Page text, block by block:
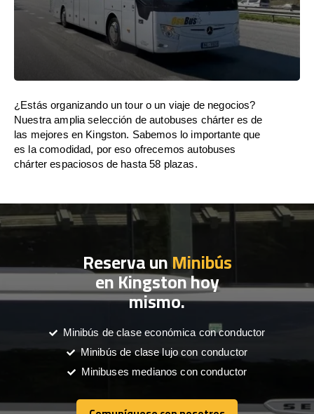
¿Estás organizando un tour o un viaje de negocios?
Nuestra amplia selección de autobuses chárter es de
las mejores en Kingston. Sabemos lo importante que
es la comodidad, por eso ofrecemos autobuses
chárter espaciosos de hasta 58 plazas.
Reserva unMinibús
en Kingston hoy
mismo.
Minibús de clase económica con conductor
Minibús de clase lujo con conductor
Minibuses medianos con conductor